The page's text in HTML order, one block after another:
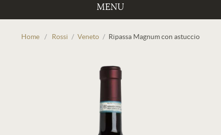
MENU
Home / Rossi / Veneto / Ripassa Magnum con astuccio